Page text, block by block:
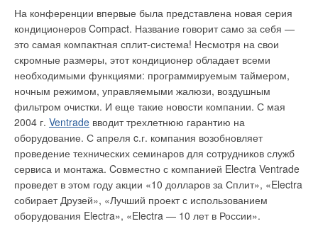
На конференции впервые была представлена новая серия
кондиционеров Compact. Название говорит само за себя —
это самая компактная сплит-система! Несмотря на свои
скромные размеры, этот кондиционер обладает всеми
необходимыми функциями: программируемым таймером,
ночным режимом, управляемыми жалюзи, воздушным
фильтром очистки. И еще такие новости компании. С мая
2004 г. Ventrade вводит трехлетнюю гарантию на
оборудование. С апреля c.г. компания возобновляет
проведение технических семинаров для сотрудников служб
сервиса и монтажа. Cовместно с компанией Electra Ventrade
проведет в этом году акции «10 долларов за Сплит», «Electra
собирает Друзей», «Лучший проект с использованием
оборудования Electra», «Electra — 10 лет в России».
сосулек из-за положительной температуры наружного
воздуха. Все эти ситуации отслеживает система управления,
в которую кроме датчика температуры, входят датчики
Расчетная мощность
Чтобы определить требуемую удельную мощность на 1 м2
кабельной системы, устанавливаемой на кровле, и погонную
мощность (Вт/м) для желобов и труб, необходимо знать
конструктивные особенности крыши, ее тепловой режим, а
также местные климатические условия. Для установки на
крышах используют кабели с погонной мощностью 18–35 Вт/
м. Если нагревательный кабель укладывают на крыше с
мягким покрытием (например, рубероид или его аналог) или